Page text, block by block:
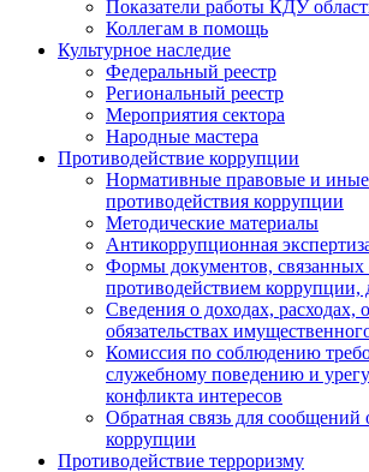
Показатели работы КДУ
Коллегам в помощь
Культурное наследие
Федеральный реестр
Региональный реестр
Мероприятия сектора
Народные мастера
Противодействие коррупции
Нормативные правовые и
противодействия коррупции
Методические материалы
Антикоррупционная
Формы документов, связанных
противодействием коррупции,
Сведения о доходах, расходах,
обязательствах
Комиссия по соблюдению
служебному поведению и
конфликта интересов
Обратная связь для сообщений
коррупции
Противодействие терроризму